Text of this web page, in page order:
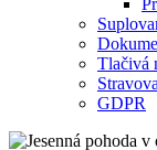
Tlačivá
GDPR